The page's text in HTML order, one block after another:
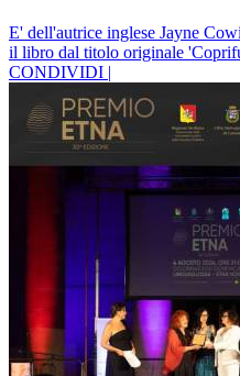
E' dell'autrice inglese Jayne
il libro dal titolo originale
CONDIVIDI |